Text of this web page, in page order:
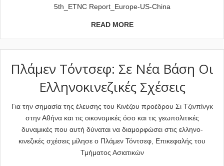
5th_ETNC Report_Europe-US-China
READ MORE
Πλάμεν Τόντσεφ: Σε Νέα Βάση Οι
Ελληνοκινεζικές Σχέσεις
Για την σημασία της έλευσης του Κινέζου προέδρου Σι Τζινπίνγκ
στην Αθήνα και τις οικονομικές όσο και τις γεωπολιτικές
δυναμικές που αυτή δύναται να διαμορφώσει στις ελληνο-
κινεζικές σχέσεις μίλησε ο Πλάμεν Τόντσεφ, Επικεφαλής του
Τμήματος Ασιατικών